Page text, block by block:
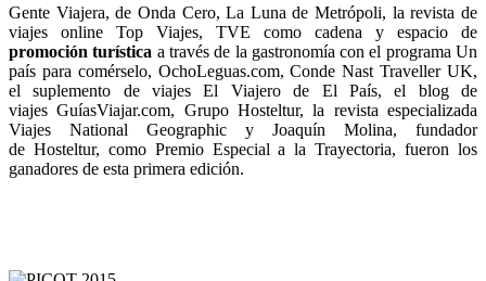
Gente Viajera, de Onda Cero, La Luna de Metrópoli, la revista de
viajes online Top Viajes, TVE como cadena y espacio de
promoción turística a través de la gastronomía con el programa Un
país para comérselo, OchoLeguas.com, Conde Nast Traveller UK,
el suplemento de viajes El Viajero de El País, el blog de
viajes GuíasViajar.com, Grupo Hosteltur, la revista especializada
Viajes National Geographic y Joaquín Molina, fundador
de Hosteltur, como Premio Especial a la Trayectoria, fueron los
ganadores de esta primera edición.